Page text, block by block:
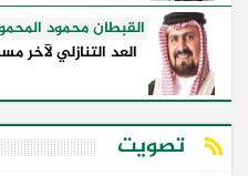
القبطان محمود
العد التنازلي لآخر
تصويت